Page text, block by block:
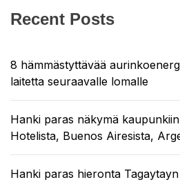
Recent Posts
8 hämmästyttävää
laitetta seuraavalle lomalle
Hanki paras näkymä
Hotelista, Buenos Airesista,
Hanki paras hieronta